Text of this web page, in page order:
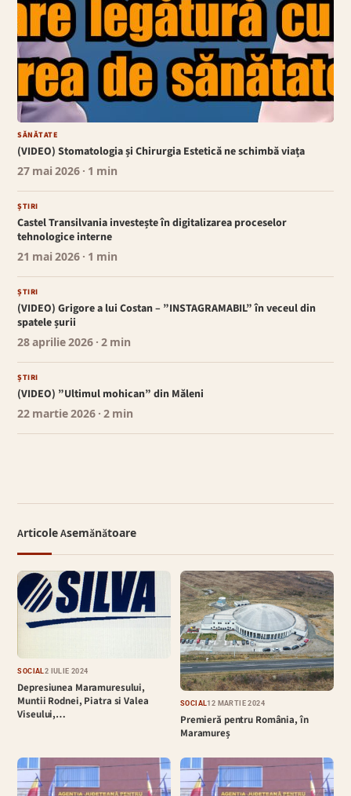
SĂNĂTATE
(VIDEO) Stomatologia și Chirurgia Estetică ne schimbă viața
27 mai 2026 · 1 min
ȘTIRI
Castel Transilvania investește în digitalizarea proceselor
tehnologice interne
21 mai 2026 · 1 min
ȘTIRI
(VIDEO) Grigore a lui Costan – ”INSTAGRAMABIL” în veceul din
spatele șurii
28 aprilie 2026 · 2 min
ȘTIRI
(VIDEO) ”Ultimul mohican” din Măleni
22 martie 2026 · 2 min
Articole Asemănătoare
SOCIAL2 IULIE 2024
Depresiunea Maramuresului,
Muntii Rodnei, Piatra si Valea
Viseului,…
SOCIAL12 MARTIE 2024
Premieră pentru România, în
Maramureș